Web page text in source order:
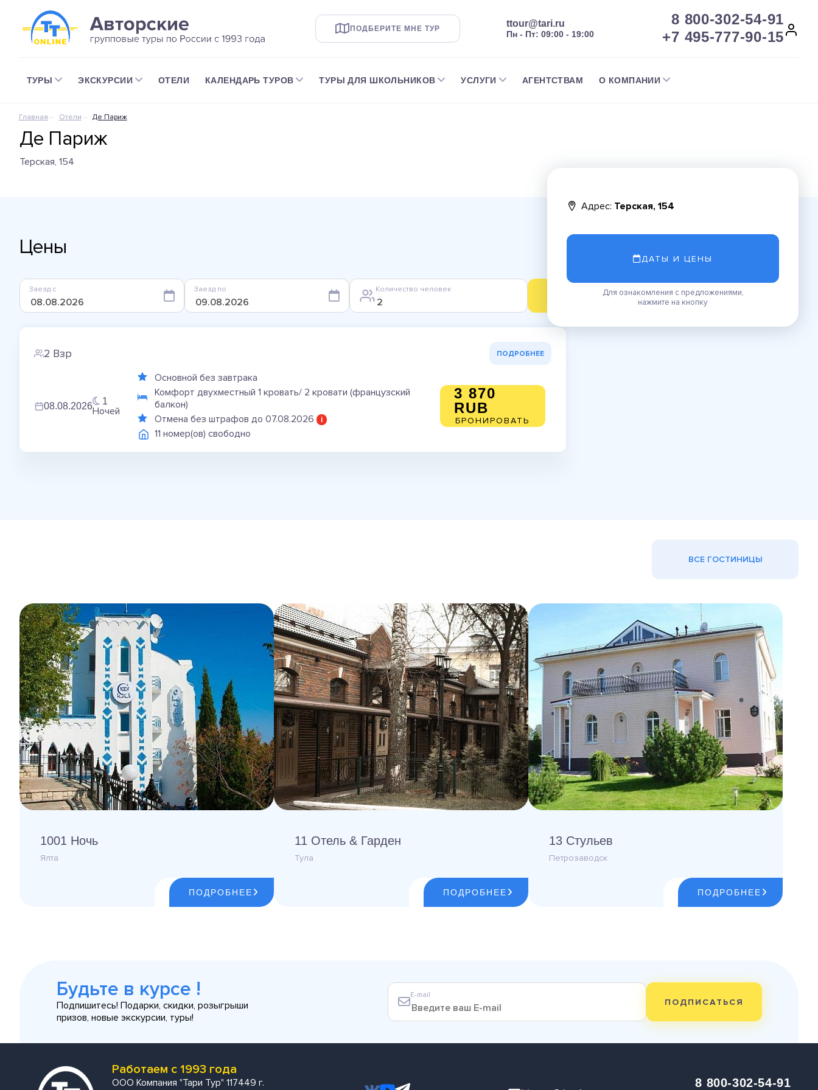
ПОДБЕРИТЕ МНЕ ТУР ttour@tari.ru
Пн - Пт: 09:00 - 19:00
8 800-302-54-91
+7 495-777-90-15
ТУРЫ ЭКСКУРСИИ ОТЕЛИ КАЛЕНДАРЬ ТУРОВ ТУРЫ ДЛЯ ШКОЛЬНИКОВ УСЛУГИ АГЕНТСТВАМ О КОМПАНИИ
Главная Отели Де Париж
Де Париж
Терская, 154
Адрес: Терская, 154
ДАТЫ И ЦЕНЫ
Для ознакомления с предложениями,
нажмите на кнопку
Цены
Заезд с Заезд по Количество человек
2 Взр ПОДРОБНЕЕ
08.08.2026 1
Ночей
Основной без завтрака
Комфорт двухместный 1 кровать/ 2 кровати (французский
балкон)
Отмена без штрафов до 07.08.2026
i
11 номер(ов) свободно
3 870
RUB
БРОНИРОВАТЬ
ВСЕ ГОСТИНИЦЫ
1001 Ночь
Ялта
ПОДРОБНЕЕ
11 Отель & Гарден
Тула
ПОДРОБНЕЕ
13 Стульев
Петрозаводск
ПОДРОБНЕЕ
Будьте в курсе !
Подпишитесь! Подарки, скидки, розыгрыши
призов, новые экскурсии, туры!
E-mail
ПОДПИСАТЬСЯ
Работаем с 1993 года
ООО Компания "Тари Тур" 117449 г.
8 800-302-54-91